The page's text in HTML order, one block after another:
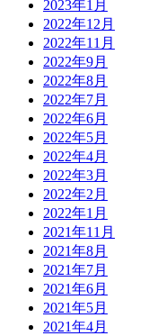
2023年1月
2022年12月
2022年11月
2022年9月
2022年8月
2022年7月
2022年6月
2022年5月
2022年4月
2022年3月
2022年2月
2022年1月
2021年11月
2021年8月
2021年7月
2021年6月
2021年5月
2021年4月